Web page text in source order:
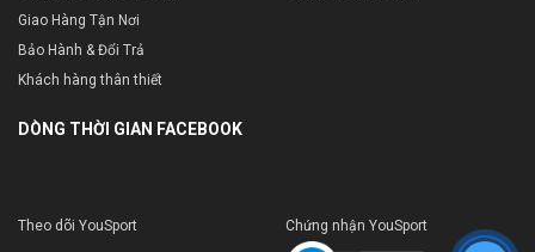
Giao Hàng Tận Nơi
Bảo Hành & Đổi Trả
Khách hàng thân thiết
DÒNG THỜI GIAN FACEBOOK
Theo dõi YouSport Chứng nhận YouSport